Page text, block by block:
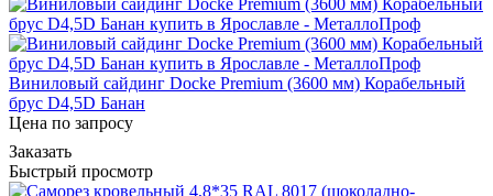
Виниловый сайдинг Docke Premium (3600 мм) Корабельный
брус D4,5D Банан
Цена по запросу
Заказать
Быстрый просмотр